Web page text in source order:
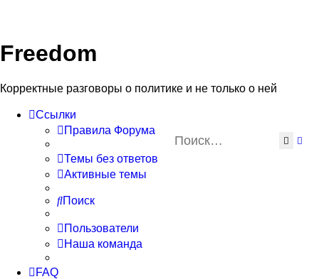
Freedom
Корректные разговоры о политике и не только о ней
Поиск
Ссылки
Правила Форума
Темы без ответов
Активные темы
Поиск
Пользователи
Наша команда
FAQ